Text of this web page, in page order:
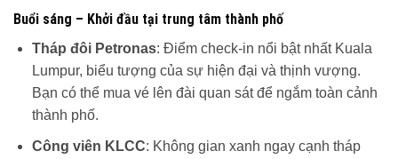
Buổi sáng – Khởi đầu tại trung tâm thành phố
Tháp đôi Petronas: Điểm check-in nổi bật nhất Kuala
Lumpur, biểu tượng của sự hiện đại và thịnh vượng.
Bạn có thể mua vé lên đài quan sát để ngắm toàn cảnh
thành phố.
Công viên KLCC: Không gian xanh ngay cạnh tháp